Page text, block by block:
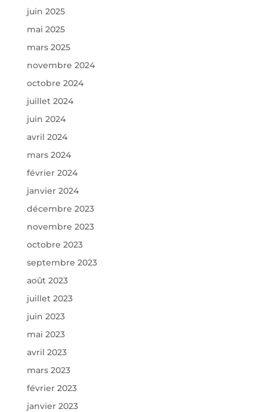
juin 2025
mai 2025
mars 2025
novembre 2024
octobre 2024
juillet 2024
juin 2024
avril 2024
mars 2024
février 2024
janvier 2024
décembre 2023
novembre 2023
octobre 2023
septembre 2023
août 2023
juillet 2023
juin 2023
mai 2023
avril 2023
mars 2023
février 2023
janvier 2023